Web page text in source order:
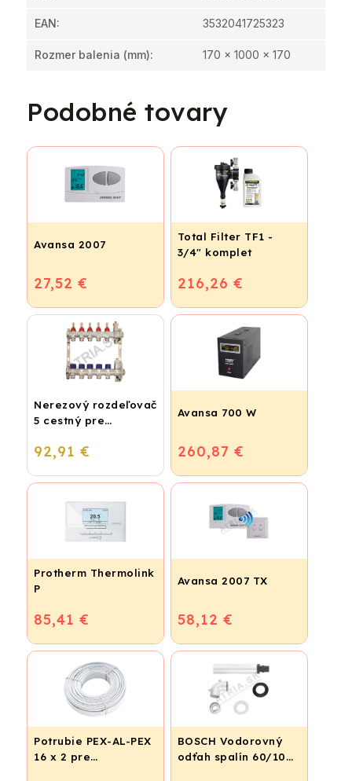
EAN: 3532041725323
Rozmer balenia (mm): 170 x 1000 x 170
Podobné tovary
Avansa 2007
27,52 €
Total Filter TF1 -
3/4" komplet
216,26 €
Nerezový rozdeľovač
5 cestný pre
vykurovanie
92,91 €
Avansa 700 W
260,87 €
Protherm Thermolink
P
85,41 €
Avansa 2007 TX
58,12 €
Potrubie PEX-AL-PEX
16 x 2 pre
BOSCH Vodorovný
odťah spalín 60/100